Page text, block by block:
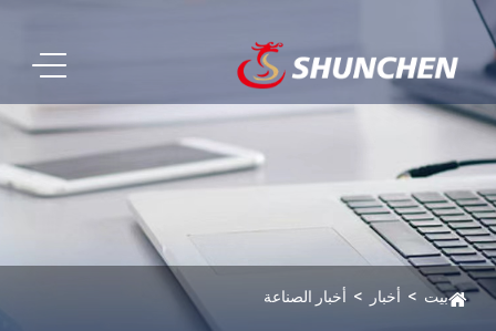
بيت أخبار أخبار الصناعة